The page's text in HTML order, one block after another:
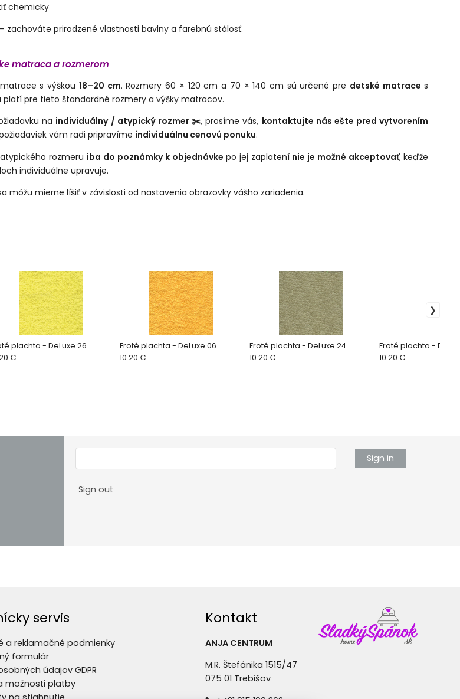
chemicky
zachováte prirodzené vlastnosti bavlny a farebnú stálosť.
matraca a rozmerom
s výškou 18–20 cm. Rozmery 60 × 120 cm a 70 × 140 cm sú určené pre detské matrace s
platí pre tieto štandardné rozmery a výšky matracov.
na individuálny / atypický rozmer ✂️, prosíme vás, kontaktujte nás ešte pred vytvorením
vám radi pripravíme individuálnu cenovú ponuku.
rozmeru iba do poznámky k objednávke po jej zaplatení nie je možné akceptovať, keďže
individuálne upravuje.
môžu mierne líšiť v závislosti od nastavenia obrazovky vášho zariadenia.
plachta - DeLuxe 26
€
Froté plachta - DeLuxe 06
10.20 €
Froté plachta - DeLuxe 24
10.20 €
Froté plachta -
10.20 €
Sign in
Sign out
servis
a reklamačné podmienky
formulár
údajov GDPR
možnosti platby
Kontakt
ANJA CENTRUM
M.R. Štefánika 1515/47
075 01 Trebišov